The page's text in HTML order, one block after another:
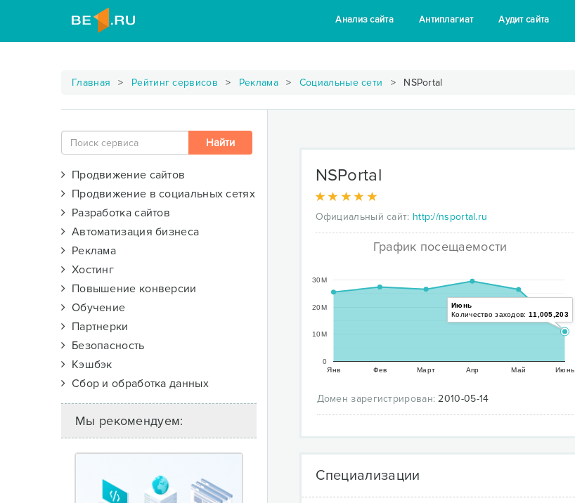
Анализ сайта Антиплагиат Аудит сайта
Главная Рейтинг сервисов Реклама Социальные сети NSPortal
Продвижение сайтов
Продвижение в социальных сетях
Разработка сайтов
Автоматизация бизнеса
Реклама
Хостинг
Повышение конверсии
Обучение
Партнерки
Безопасность
Кэшбэк
Сбор и обработка данных
Мы рекомендуем:
NSPortal
Официальный сайт: http://nsportal.ru
График посещаемости
Янв Фев Март Апр Май Июнь
0
10M
20M
30M
Июнь
Количество заходов: 11,005,203
Домен зарегистрирован: 2010-05-14
Специализации